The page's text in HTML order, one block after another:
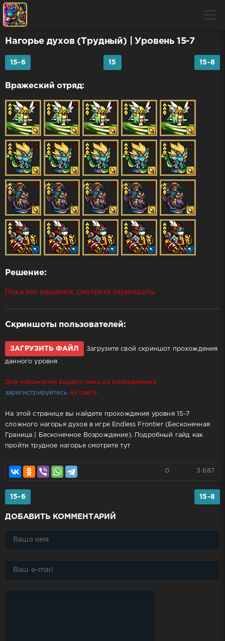
Нагорье духов (Трудный) | Уровень 15-7
15-6 15 15-8
Вражеский отряд:
Решение:
Пока нет решения, смотрите скриншоты
Скриншоты пользователей:
ЗАГРУЗИТЬ ФАЙЛ Загрузите свой скриншот прохождения
данного уровня
Для наложения вашего ника на изображение
зарегистрируйтесьна сайте
На этой странице вы найдете прохождения уровня 15-7
сложного нагорья духов в игре Endless Frontier (Бесконечная
Граница | Бесконечное Возрождение). Подробный гайд как
пройти трудное нагорье смотрите тут
0 3 687
15-6 15-8
ДОБАВИТЬ КОММЕНТАРИЙ